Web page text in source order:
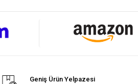
Geniş Ürün Yelpazesi